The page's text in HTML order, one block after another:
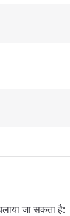
जा सकता है: